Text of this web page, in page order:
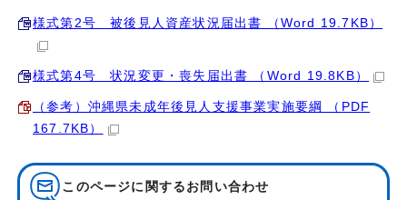
様式第2号 被後見人資産状況届出書 （Word 19.7KB）
様式第4号 状況変更・喪失届出書 （Word 19.8KB）
（参考）沖縄県未成年後見人支援事業実施要綱 （PDF
167.7KB）
このページに関する お問い合わせ